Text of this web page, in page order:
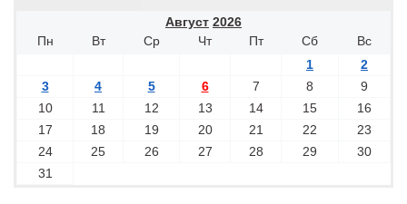
Август 2026
Пн
Вт Ср Чт Пт Сб
Вс
1
2
3
4 5 6 7 8
9
10
11 12 13 14 15
16
17
18 19 20 21 22
23
24
25 26 27 28 29
30
31